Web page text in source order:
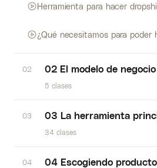
Herramienta para hacer
¿Qué necesitamos para poder hacer bien las
02 02 El modelo de
5 clases
03 03 La herramienta
34 clases
04 04 Escogiendo